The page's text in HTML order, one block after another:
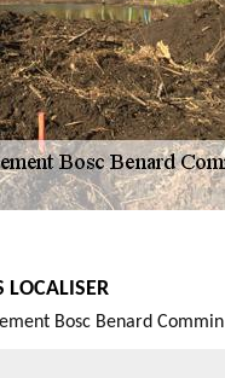
LOCALISER
Bosc Benard Commin